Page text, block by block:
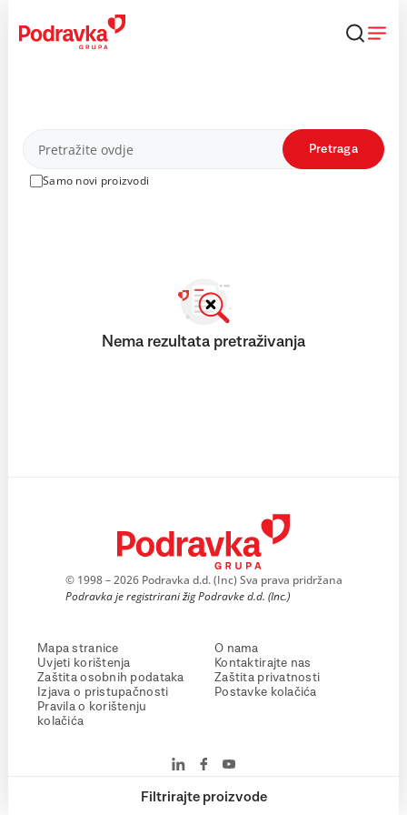
content
Proizvodi
Samo novi proizvodi
Pretraga
Filtrirajte proizvode
Nema rezultata pretraživanja
© 1998 – 2026 Podravka d.d. (Inc) Sva prava pridržana
Podravka je registrirani žig Podravke d.d. (Inc.)
Mapa stranice
Uvjeti korištenja
Zaštita osobnih podataka
Izjava o pristupačnosti
Pravila o korištenju
kolačića
O nama
Kontaktirajte nas
Zaštita privatnosti
Postavke kolačića